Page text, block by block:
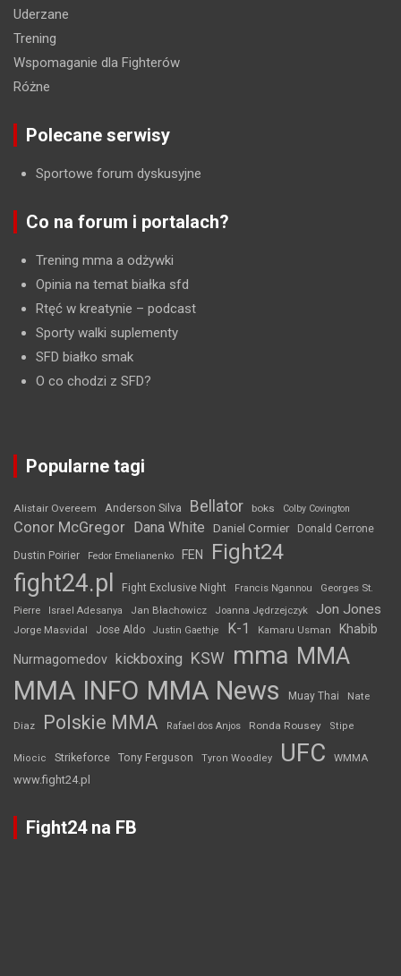
Uderzane
Trening
Wspomaganie dla Fighterów
Różne
Polecane serwisy
Sportowe forum dyskusyjne
Co na forum i portalach?
Trening mma a odżywki
Opinia na temat białka sfd
Rtęć w kreatynie – podcast
Sporty walki suplementy
SFD białko smak
O co chodzi z SFD?
Popularne tagi
Alistair Overeem Anderson Silva Bellator boks Colby Covington
Conor McGregor Dana White Daniel Cormier Donald Cerrone
Dustin Poirier Fedor Emelianenko FEN Fight24
fight24.pl Fight Exclusive Night Francis Ngannou
Georges St.
Pierre
Israel Adesanya Jan Błachowicz Joanna Jędrzejczyk Jon Jones
Jorge Masvidal Jose Aldo Justin Gaethje K-1 Kamaru Usman Khabib
Nurmagomedov kickboxing KSW mma MMA
MMA INFO MMA News Muay Thai Nate
Diaz Polskie MMA Rafael dos Anjos Ronda Rousey Stipe
Miocic Strikeforce Tony Ferguson Tyron Woodley UFC WMMA
www.fight24.pl
Fight24 na FB